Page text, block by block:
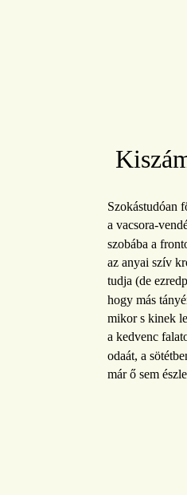
Szokástudóan
a vacsora-
szobába a
az anyai szív
tudja (de
hogy más
mikor s kinek
a kedvenc
odaát, a
már ő sem